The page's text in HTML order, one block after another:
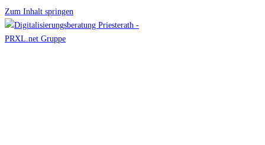
Zum Inhalt springen